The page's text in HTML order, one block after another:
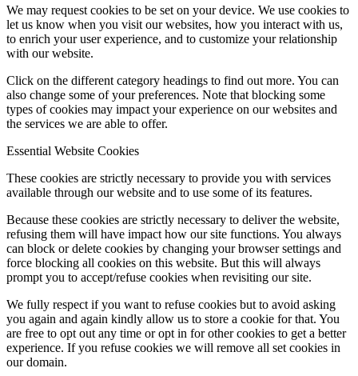
Kitokie…“;Katyčių fil. – grafikos dizainerės, rašytojos,
iliustruotojos Kotrynos Zylės knygos iliustracijų paroda;Kintų fil.
– Godos Armalės fotografijų paroda „Tikrasis pasaulio veidas“;
Pašyšių fil.– Šilutės meno mokyklos Dailės skyriaus mokinių
– Usėnų pagrindinės mokyklos mokinių tapybos darbų paroda
„Gėlių pieva“ (vadovė Jolanta Alsytė); Saugų fil.– Saugų J. Mikšo
pagrindinės mokyklos pradinių klasių mokinių piešinių paroda
„Grįžtantys paukščiai“; Saugų J. Mikšo pagrindinės mokyklos
„Pavasario spalvos“ (mokyt. Irena Rimkuvienė); Virginijos
veiks iki birželio 16 d.Šylių fil.– Šilutės trečiojo amžiaus
universiteto dailės būrelio narės Vidutės Rupšlaukienės piešinių
paroda;Usėnų fil.– Dainos Biliūnaitės kūrybinių darbų paroda
„Mano spalvų gyvenimas“;nuo gegužės 10 d. Rusnės fil. –
Dianos Behm tapybos paroda „Pilnatvės ieškojimai“.
We may request cookies to be set on your device. We use cookies to
let us know when you visit our websites, how you interact with us,
to enrich your user experience, and to customize your relationship
with our website.
Click on the different category headings to find out more. You can
also change some of your preferences. Note that blocking some
types of cookies may impact your experience on our websites and
the services we are able to offer.
Essential Website Cookies
These cookies are strictly necessary to provide you with services
available through our website and to use some of its features.
Because these cookies are strictly necessary to deliver the website,
refusing them will have impact how our site functions. You always
can block or delete cookies by changing your browser settings and
force blocking all cookies on this website. But this will always
prompt you to accept/refuse cookies when revisiting our site.
We fully respect if you want to refuse cookies but to avoid asking
you again and again kindly allow us to store a cookie for that. You
are free to opt out any time or opt in for other cookies to get a better
experience. If you refuse cookies we will remove all set cookies in
our domain.